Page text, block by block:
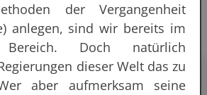
der Vergangenheit
anlegen, sind wir bereits im
Bereich. Doch natürlich
dieser Welt das zu
aber aufmerksam seine